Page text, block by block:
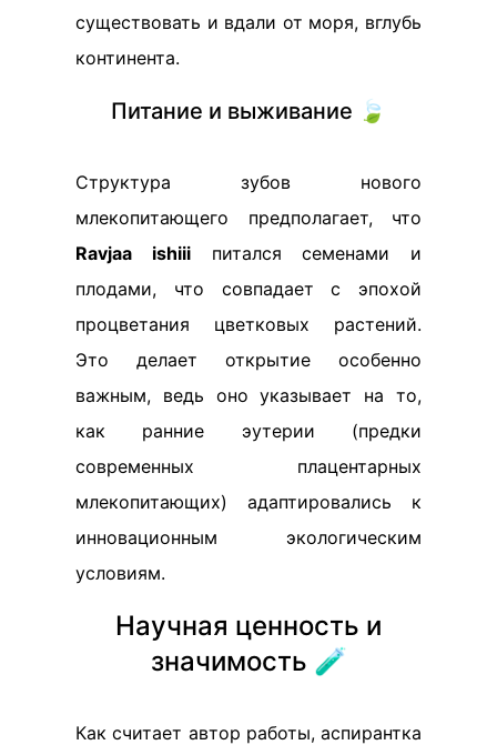
существовать и вдали от моря, вглубь
континента.
Питание и выживание 🍃
Структура зубов нового
млекопитающего предполагает, что
Ravjaa ishiiiпитался семенами и
плодами, что совпадает с эпохой
процветания цветковых растений.
Это делает открытие особенно
важным, ведь оно указывает на то,
как ранние эутерии (предки
современных плацентарных
млекопитающих) адаптировались к
инновационным экологическим
условиям.
Научная ценность и
значимость 🧪
Как считает автор работы, аспирантка